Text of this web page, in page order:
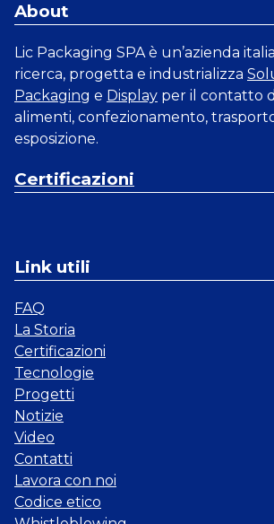
About
Lic Packaging SPA è un’azienda
ricerca, progetta e industrializza
Packaging e Display per il contatto
alimenti, confezionamento,
esposizione.
Certificazioni
Link utili
FAQ
La Storia
Certificazioni
Tecnologie
Progetti
Notizie
Video
Contatti
Lavora con noi
Codice etico